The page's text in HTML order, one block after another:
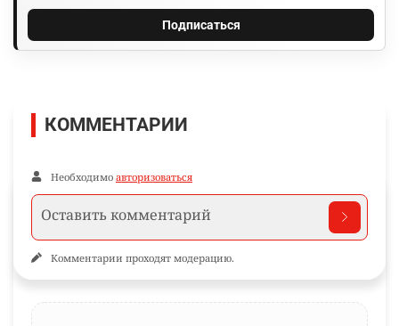
Подписаться
КОММЕНТАРИИ
Необходимо авторизоваться
Комментарии проходят модерацию.